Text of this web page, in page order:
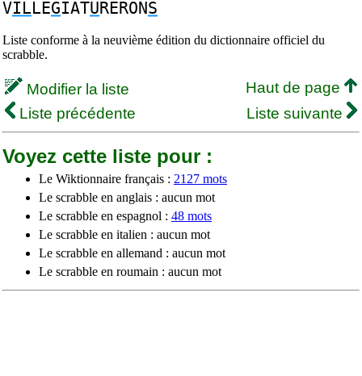
VILLEGIATURERONS
Liste conforme à la neuvième édition du dictionnaire officiel du
scrabble.
Modifier la liste
Haut de page
Liste précédente
Liste suivante
Voyez cette liste pour :
Le Wiktionnaire français : 2127 mots
Le scrabble en anglais : aucun mot
Le scrabble en espagnol : 48 mots
Le scrabble en italien : aucun mot
Le scrabble en allemand : aucun mot
Le scrabble en roumain : aucun mot